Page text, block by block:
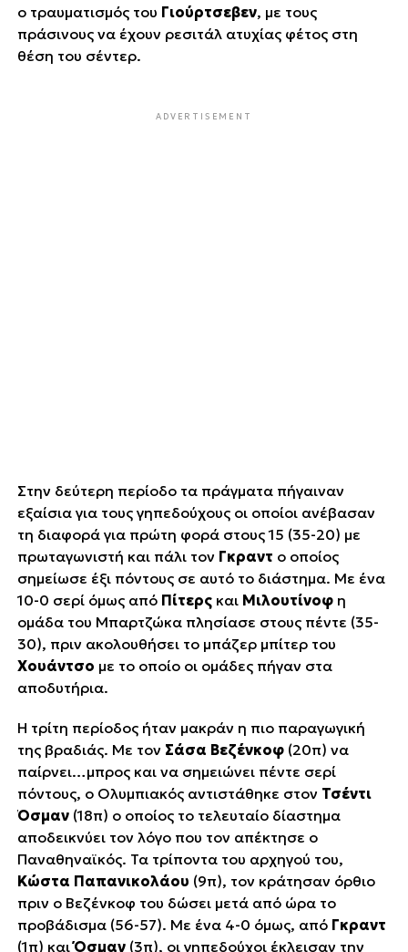
ο τραυματισμός του Γιούρτσεβεν, με τους
πράσινους να έχουν ρεσιτάλ ατυχίας φέτος στη
θέση του σέντερ.
ADVERTISEMENT
Στην δεύτερη περίοδο τα πράγματα πήγαιναν
εξαίσια για τους γηπεδούχους οι οποίοι ανέβασαν
τη διαφορά για πρώτη φορά στους 15 (35-20) με
πρωταγωνιστή και πάλι τον Γκραντ ο οποίος
σημείωσε έξι πόντους σε αυτό το διάστημα. Με ένα
10-0 σερί όμως από Πίτερς και Μιλουτίνοφ η
ομάδα του Μπαρτζώκα πλησίασε στους πέντε (35-
30), πριν ακολουθήσει το μπάζερ μπίτερ του
Χουάντσο με το οποίο οι ομάδες πήγαν στα
αποδυτήρια.
Η τρίτη περίοδος ήταν μακράν η πιο παραγωγική
της βραδιάς. Με τον Σάσα Βεζένκοφ(20π) να
παίρνει…μπρος και να σημειώνει πέντε σερί
πόντους, ο Ολυμπιακός αντιστάθηκε στον Τσέντι
Όσμαν(18π) ο οποίος το τελευταίο δίαστημα
αποδεικνύει τον λόγο που τον απέκτησε ο
Παναθηναϊκός. Τα τρίποντα του αρχηγού του,
Κώστα Παπανικολάου (9π), τον κράτησαν όρθιο
πριν ο Βεζένκοφ του δώσει μετά από ώρα το
προβάδισμα (56-57). Με ένα 4-0 όμως, από Γκραντ
(1π) καιΌσμαν (3π), οι γηπεδούχοι έκλεισαν την